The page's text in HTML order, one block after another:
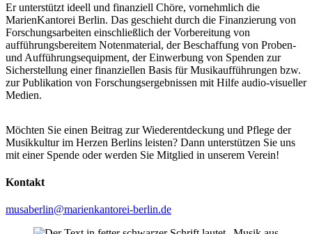
Er unterstützt ideell und finanziell Chöre, vornehmlich die
MarienKantorei Berlin. Das geschieht durch die Finanzierung von
Forschungsarbeiten einschließlich der Vorbereitung von
aufführungsbereitem Notenmaterial, der Beschaffung von Proben-
und Aufführungsequipment, der Einwerbung von Spenden zur
Sicherstellung einer finanziellen Basis für Musikaufführungen bzw.
zur Publikation von Forschungsergebnissen mit Hilfe audio-visueller
Medien.
Möchten Sie einen Beitrag zur Wiederentdeckung und Pflege der
Musikkultur im Herzen Berlins leisten? Dann unterstützen Sie uns
mit einer Spende oder werden Sie Mitglied in unserem Verein!
Kontakt
musaberlin@marienkantorei-berlin.de